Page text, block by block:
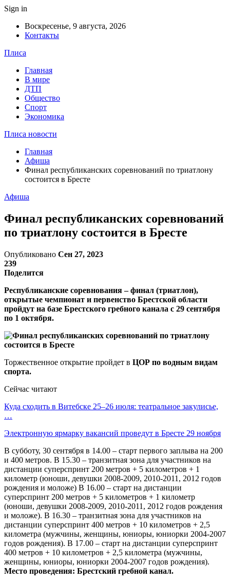
Sign in
Воскресенье, 9 августа, 2026
Контакты
Плиса
Главная
В мире
ДТП
Общество
Спорт
Экономика
Плиса новости
Главная
Афиша
Финал республиканских соревнований по триатлону
состоится в Бресте
Афиша
Финал республиканских соревнований
по триатлону состоится в Бресте
Опубликовано Сен 27, 2023
239
Поделится
Республиканские соревнования – финал (триатлон),
открытые чемпионат и первенство Брестской области
пройдут на базе Брестского гребного канала с 29 сентября
по 1 октября.
Торжественное открытие пройдет в ЦОР по водным видам
спорта.
Сейчас читают
Куда сходить в Витебске 25–26 июля: театральное закулисье,
…
Электронную ярмарку вакансий проведут в Бресте 29 ноября
В субботу, 30 сентября в 14.00 – старт первого заплыва на 200
и 400 метров. В 15.30 – транзитная зона для участников на
дистанции суперспринт 200 метров + 5 километров + 1
километр (юноши, девушки 2008-2009, 2010-2011, 2012 годов
рождения и моложе) В 16.00 – старт на дистанции
суперспринт 200 метров + 5 километров + 1 километр
(юноши, девушки 2008-2009, 2010-2011, 2012 годов рождения
и моложе). В 16.30 – транзитная зона для участников на
дистанции суперспринт 400 метров + 10 километров + 2,5
километра (мужчины, женщины, юниоры, юниорки 2004-2007
годов рождения). В 17.00 – старт на дистанции суперспринт
400 метров + 10 километров + 2,5 километра (мужчины,
женщины, юниоры, юниорки 2004-2007 годов рождения).
Место проведения: Брестский гребной канал.